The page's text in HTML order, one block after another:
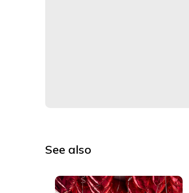
See also